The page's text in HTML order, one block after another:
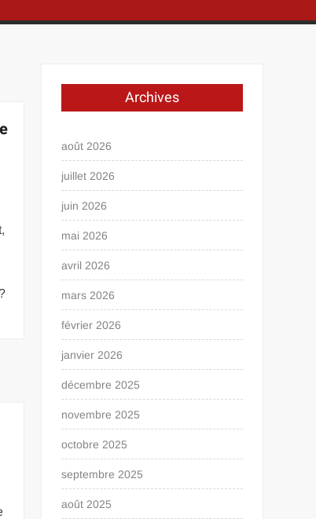
Archives
août 2026
juillet 2026
juin 2026
mai 2026
avril 2026
mars 2026
février 2026
janvier 2026
décembre 2025
novembre 2025
octobre 2025
septembre 2025
août 2025